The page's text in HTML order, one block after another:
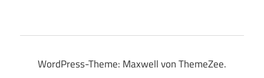
WordPress-Theme: Maxwell von ThemeZee.